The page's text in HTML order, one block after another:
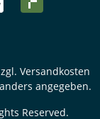
Versandkosten
angegeben.
Reserved.